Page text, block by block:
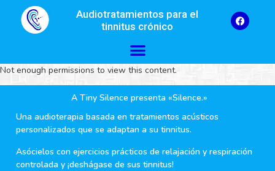
Audiotratamientos para el
tinnitus crónico
Not enough permissions to view this content.
A Tiny Silence presenta «Silence.»
Una audioterapia basada en tratamientos acústicos
personalizados que se adaptan a su tinnitus.
Asócielos con ejercicios prácticos de relajación y respiración
controlada y ¡deshágase de sus tinnitus!